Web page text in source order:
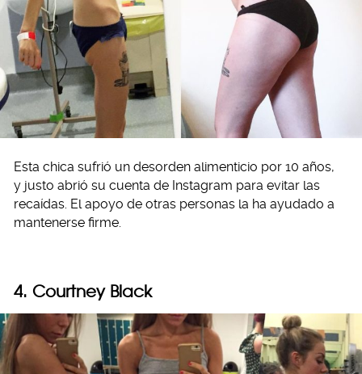
Esta chica sufrió un desorden alimenticio por 10 años,
y justo abrió su cuenta de Instagram para evitar las
recaídas. El apoyo de otras personas la ha ayudado a
mantenerse firme.
4. Courtney Black